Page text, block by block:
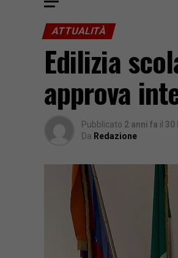
ATTUALITÀ
Edilizia
approva
Pubblicato 2 anni fa il 30
Da Redazione